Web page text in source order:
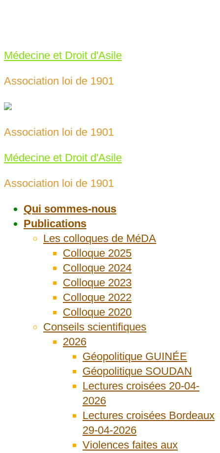
Médecine et Droit d'Asile
Association loi de 1901
Association loi de 1901
Médecine et Droit d'Asile
Association loi de 1901
Qui sommes-nous
Publications
Les colloques de MéDA
Colloque 2025
Colloque 2024
Colloque 2023
Colloque 2022
Colloque 2020
Conseils scientifiques
2026
Géopolitique GUINÉE
Géopolitique SOUDAN
Lectures croisées 20-04-
2026
Lectures croisées Bordeaux
29-04-2026
Violences faites aux